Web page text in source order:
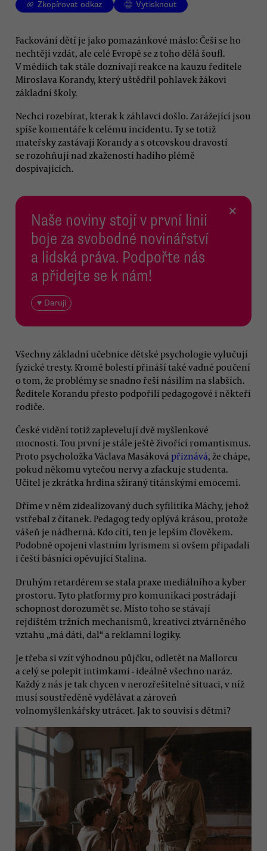
Zkopírovat odkaz Vytisknout
Fackování dětí je jako pomazánkové máslo: Češi se ho
nechtějí vzdát, ale celé Evropě se z toho dělá šoufl.
V médiích tak stále doznívají reakce na kauzu ředitele
Miroslava Korandy, který uštědřil pohlavek žákovi
základní školy.
Nechci rozebírat, kterak k záhlavci došlo. Zarážející jsou
spíše komentáře k celému incidentu. Ty se totiž
mateřsky zastávají Korandy a s otcovskou dravostí
se rozohňují nad zkažeností hadího plémě
dospívajících.
Naše noviny stojí v první linii
boje za svobodné novinářství
a lidská práva. Podpořte nás
a přidejte se k nám!
♥ Daruji
×
Všechny základní učebnice dětské psychologie vylučují
fyzické tresty. Kromě bolesti přináší také vadné poučení
o tom, že problémy se snadno řeší násilím na slabších.
Ředitele Korandu přesto podpořili pedagogové i někteří
rodiče.
České vidění totiž zaplevelují dvě myšlenkové
mocnosti. Tou první je stále ještě živořící romantismus.
Proto psycholožka Václava Masáková přiznává, že chápe,
pokud někomu vytečou nervy a zfackuje studenta.
Učitel je zkrátka hrdina sžíraný titánskými emocemi.
Dříme v něm zidealizovaný duch syfilitika Máchy, jehož
vstřebal z čítanek. Pedagog tedy oplývá krásou, protože
vášeň je nádherná. Kdo cítí, ten je lepším člověkem.
Podobně opojeni vlastním lyrismem si ovšem připadali
i čeští básníci opěvující Stalina.
Druhým retardérem se stala praxe mediálního a kyber
prostoru. Tyto platformy pro komunikaci postrádají
schopnost dorozumět se. Místo toho se stávají
rejdištěm tržních mechanismů, kreativci ztvárněného
vztahu „má dáti, dal“ a reklamní logiky.
Je třeba si vzít výhodnou půjčku, odletět na Mallorcu
a celý se polepit intimkami - ideálně všechno naráz.
Každý z nás je tak chycen v nerozřešitelné situaci, v níž
musí soustředěně vydělávat a zároveň
volnomyšlenkářsky utrácet. Jak to souvisí s dětmi?